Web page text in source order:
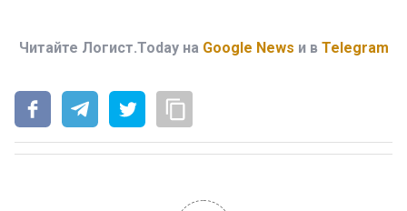
Читайте Логист.Today на Google News и в Telegram